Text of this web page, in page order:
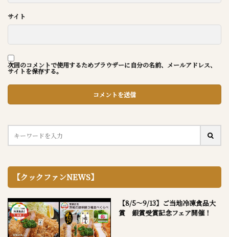
サイト
次回のコメントで使用するためブラウザーに自分の名前、メールアドレス、
サイトを保存する。
【クックファンNEWS】
【8/5～9/13】ご当地冷凍食品大
賞 銀賞受賞記念フェア開催！